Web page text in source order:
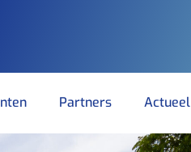
Partners Actueel